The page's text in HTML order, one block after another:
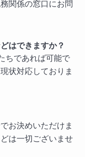
関係の窓口にお問
はできますか？
ちであれば可能で
状対応しておりま
お決めいただけま
は一切ございませ